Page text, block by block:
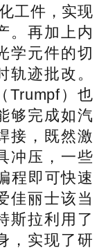
工件，实现
。再加上内
学元件的切
迹批改。
Trumpf）也
够完成如汽
接，既然激
冲压，一些
程即可快速
佳丽士该当
斯拉利用了
，实现了研